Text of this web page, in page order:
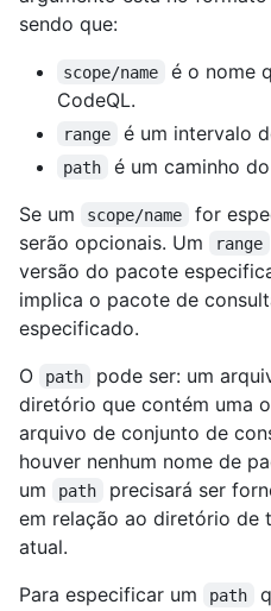
sendo que:
scope/name
é o nome
CodeQL.
range é um intervalo
path
é um caminho
Se um
scope/name for
serão opcionais. Um range
versão do pacote
implica o pacote de
especificado.
O
path pode ser: um
diretório que contém uma
arquivo de conjunto de
houver nenhum nome de
um
path
precisará ser
em relação ao diretório de
atual.
Para especificar um
path